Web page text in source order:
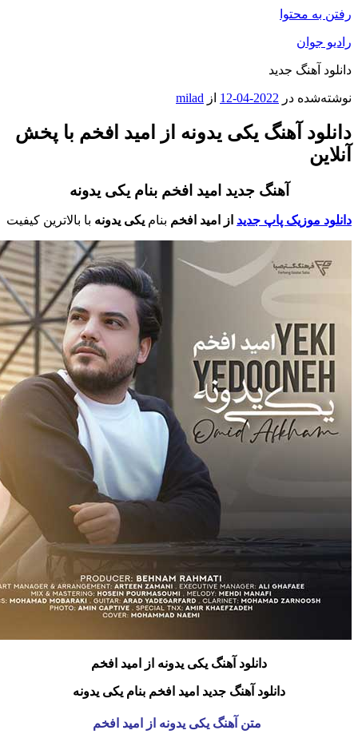
جدید
در 2022-04-12 ازmilad
آهنگ یکی یدونه از امید افخم با پخش
آهنگ جدید امید افخم بنام یکی یدونه
پاپ جدید از امید افخمبنامیکی یدونهبا بالاترین کیفیت
دانلود آهنگ یکی یدونهاز امید افخم
دانلود آهنگ جدید امید افخم بنام یکی یدونه
متن آهنگ یکی یدونه از امید افخم